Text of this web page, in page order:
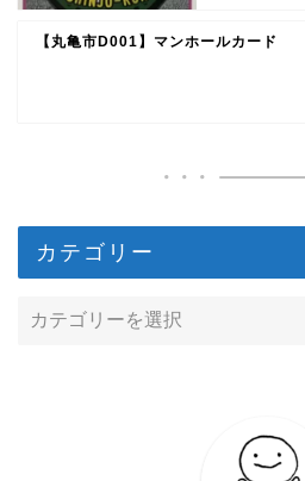
【丸亀市D001】マンホールカード
カテゴリー